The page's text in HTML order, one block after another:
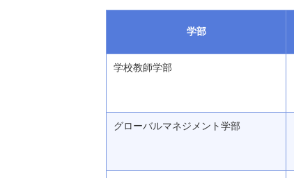
学部
学校教師学部
グローバルマネジメント学部